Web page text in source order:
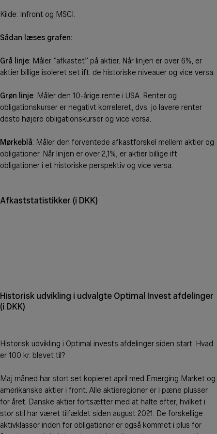
Kilde: Infront og MSCI.
Sådan læses grafen:
Grå linje: Måler ”afkastet” på aktier. Når linjen er over 6%, er
aktier billige isoleret set ift. de historiske niveauer og vice versa.
Grøn linje: Måler den 10-årige rente i USA. Renter og
obligationskurser er negativt korreleret, dvs. jo lavere renter
desto højere obligationskurser og vice versa.
Mørkeblå: Måler den forventede afkastforskel mellem aktier og
obligationer. Når linjen er over 2,1%, er aktier billige ift.
obligationer i et historiske perspektiv og vice versa.
Afkaststatistikker (i DKK)
Historisk udvikling i udvalgte Optimal Invest afdelinger
(i DKK)
Historisk udvikling i Optimal invests afdelinger siden start: Hvad
er 100 kr. blevet til?
Maj måned har stort set kopieret april med Emerging Market og
amerikanske aktier i front. Alle aktieregioner er i pæne plusser
for året. Danske aktier fortsætter med at halte efter, hvilket i
stor stil har været tilfældet siden august 2021. De forskellige
aktivklasser inden for obligationer er også kommet i plus for